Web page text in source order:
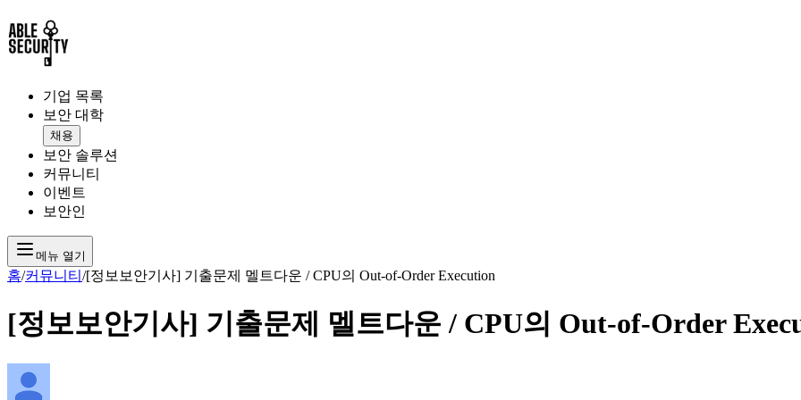
기업 목록
보안 대학
채용
보안 솔루션
커뮤니티
이벤트
보안인
메뉴 열기
홈/커뮤니티 /[정보보안기사] 기출문제 멜트다운 / CPU의 Out-of-Order Execution
[정보보안기사] 기출문제 멜트다운 / CPU의 Out-of-Order